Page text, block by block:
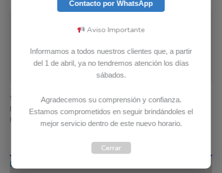
Pago seguro garantizado
SKU: 5A10X49214 Categoría:Cargadores
Etiquetas:Envio Gratis,Garantia 12 meses, Original
Marca:
Lenovo
Descripción
Contacto por WhatsApp
Aviso Importante
Informamos a todos nuestros clientes que, a partir
del 1 de abril, ya no tendremos atención los días
sábados.
Agradecemos su comprensión y confianza.
Estamos comprometidos en seguir brindándoles el
mejor servicio dentro de este nuevo horario.
Cerrar